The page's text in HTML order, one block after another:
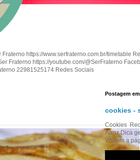
https://www.serfraterno.com.br/timetable
Fraterno https://youtube.com/@SerFraterno
22981525174 Redes Sociais
Postagem
cookies -
Cookies
Arroz Dica
Visitem a